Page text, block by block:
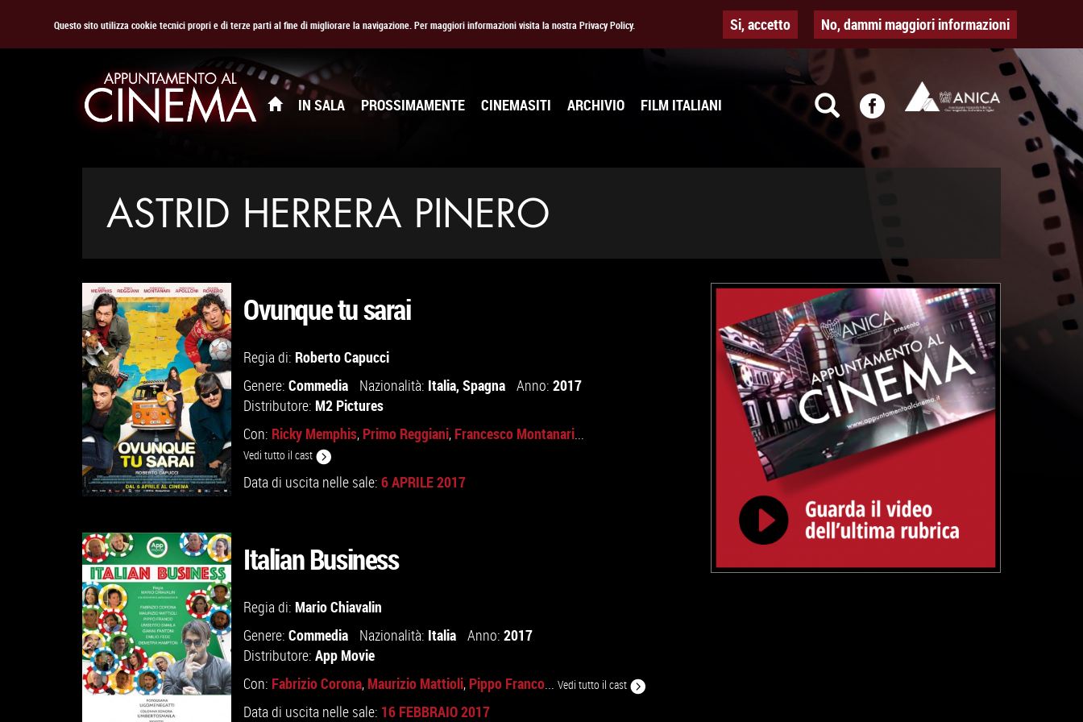
Questo sito utilizza cookie tecnici propri e di terze parti al fine di migliorare la navigazione. Per maggiori informazioni visita la nostra Privacy Policy. Si, accetto No, dammi maggiori informazioni
IN SALA PROSSIMAMENTE CINEMASITI ARCHIVIO FILM ITALIANI
ASTRID HERRERA PINERO
GUARDA IL TRAILER
VAI ALLA SCHEDA
Ovunque tu sarai
Regia di: Roberto Capucci
Genere: Commedia Nazionalità: Italia,Spagna Anno: 2017
Distributore: M2 Pictures
Con: Ricky Memphis, Primo Reggiani, Francesco Montanari...
Vedi tutto il cast
Data di uscita nelle sale: 6 APRILE 2017
Italian Business
Regia di: Mario Chiavalin
Genere: Commedia Nazionalità: Italia Anno: 2017
Distributore: App Movie
Con: Fabrizio Corona, Maurizio Mattioli, Pippo Franco... Vedi tutto il cast
Data di uscita nelle sale: 16 FEBBRAIO 2017